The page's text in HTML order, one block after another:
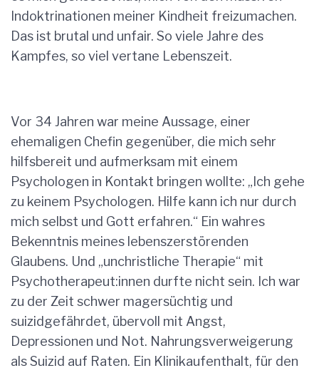
Indoktrinationen meiner Kindheit freizumachen.
Das ist brutal und unfair. So viele Jahre des
Kampfes, so viel vertane Lebenszeit.
Vor 34 Jahren war meine Aussage, einer
ehemaligen Chefin gegenüber, die mich sehr
hilfsbereit und aufmerksam mit einem
Psychologen in Kontakt bringen wollte: „Ich gehe
zu keinem Psychologen. Hilfe kann ich nur durch
mich selbst und Gott erfahren.“ Ein wahres
Bekenntnis meines lebenszerstörenden
Glaubens. Und „unchristliche Therapie“ mit
Psychotherapeut:innen durfte nicht sein. Ich war
zu der Zeit schwer magersüchtig und
suizidgefährdet, übervoll mit Angst,
Depressionen und Not. Nahrungsverweigerung
als Suizid auf Raten. Ein Klinikaufenthalt, für den